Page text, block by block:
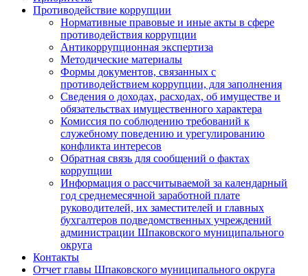
Противодействие коррупции
Нормативные правовые и иные акты в сфере
противодействия коррупции
Антикоррупционная экспертиза
Методические материалы
Формы документов, связанных с
противодействием коррупции, для заполнения
Сведения о доходах, расходах, об имуществе и
обязательствах имущественного характера
Комиссия по соблюдению требований к
служебному поведению и урегулированию
конфликта интересов
Обратная связь для сообщений о фактах
коррупции
Информация о рассчитываемой за календарный
год среднемесячной заработной плате
руководителей, их заместителей и главных
бухгалтеров подведомственных учреждений
администрации Шпаковского муниципального
округа
Контакты
Отчет главы Шпаковского муниципального округа